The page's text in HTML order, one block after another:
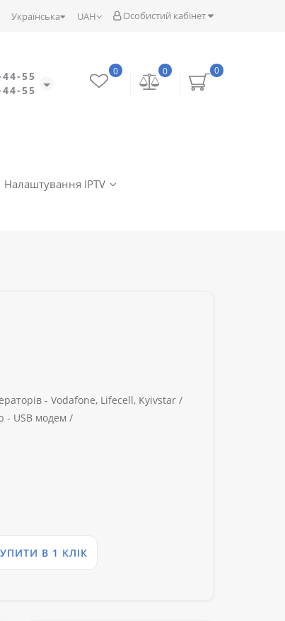
Особистий кабінет
UAH
Українська
55
55
0
0
0
Налаштування IPTV
- Vodafone, Lifecell, Kyivstar /
- USB модем /
В 1 КЛІК